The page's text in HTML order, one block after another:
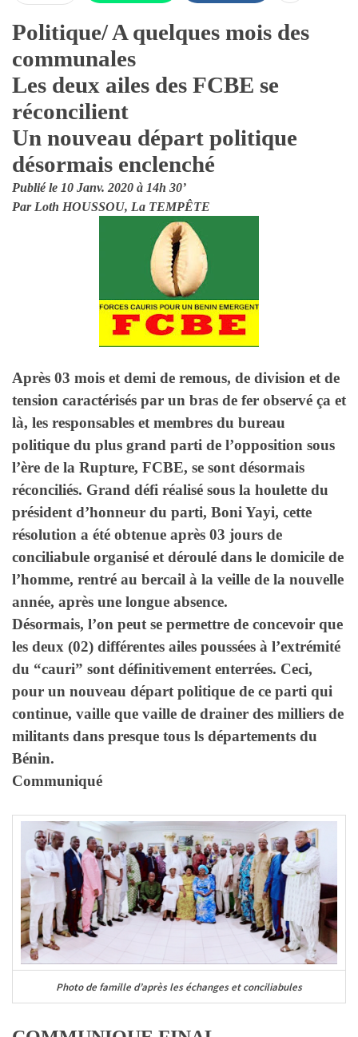
Politique/ A quelques mois des
communales
Les deux ailes des FCBE se
réconcilient
Un nouveau départ politique
désormais enclenché
Publié le 10 Janv. 2020 à 14h 30’
Par Loth HOUSSOU, La TEMPÊTE
Après 03 mois et demi de remous, de division et de
tension caractérisés par un bras de fer observé ça et
là, les responsables et membres du bureau
politique du plus grand parti de l’opposition sous
l’ère de la Rupture, FCBE, se sont désormais
réconciliés. Grand défi réalisé sous la houlette du
président d’honneur du parti, Boni Yayi, cette
résolution a été obtenue après 03 jours de
conciliabule organisé et déroulé dans le domicile de
l’homme, rentré au bercail à la veille de la nouvelle
année, après une longue absence.
Désormais, l’on peut se permettre de concevoir que
les deux (02) différentes ailes poussées à l’extrémité
du “cauri” sont définitivement enterrées. Ceci,
pour un nouveau départ politique de ce parti qui
continue, vaille que vaille de drainer des milliers de
militants dans presque tous ls départements du
Bénin.
Communiqué
Photo de famille d’après les échanges et conciliabules